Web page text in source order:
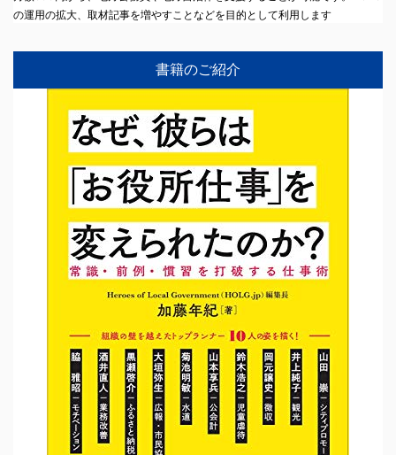
の運用の拡大、取材記事を増やすことなどを目的として利用します
書籍のご紹介